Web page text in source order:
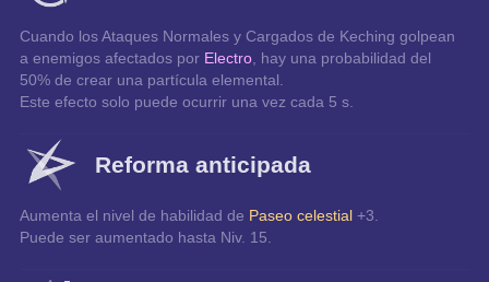
Cuando los Ataques Normales y Cargados de Keching golpean
a enemigos afectados por Electro, hay una probabilidad del
50% de crear una partícula elemental.
Este efecto solo puede ocurrir una vez cada 5 s.
Reforma anticipada
Aumenta el nivel de habilidad de Paseo celestial +3.
Puede ser aumentado hasta Niv. 15.